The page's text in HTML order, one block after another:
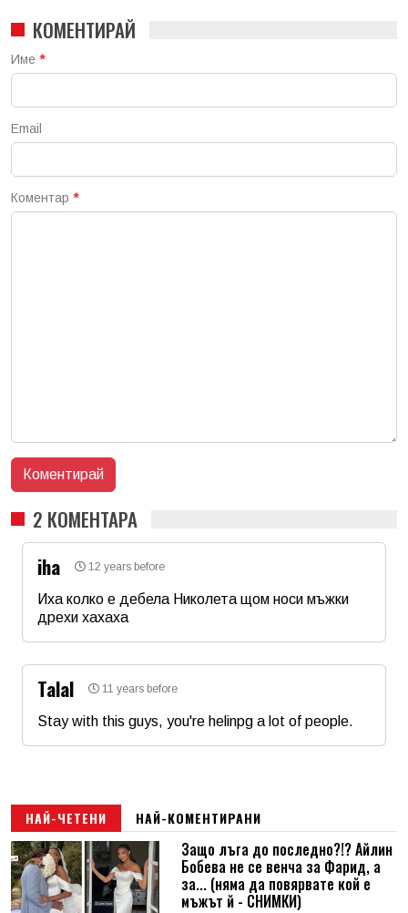
КОМЕНТИРАЙ
Име *
Email
Коментар *
2 КОМЕНТАРА
iha
12 years before
Иха колко е дебела Николета щом носи мъжки
дрехи хахаха
Talal 11 years before
Stay with this guys, you're helinpg a lot of people.
Email
Коментар*
НАЙ-ЧЕТЕНИ НАЙ-КОМЕНТИРАНИ
Защо лъга до последно?!? Айлин
Бобева не се венча за Фарид, а
за... (няма да повярвате кой е
мъжът й - СНИМКИ)